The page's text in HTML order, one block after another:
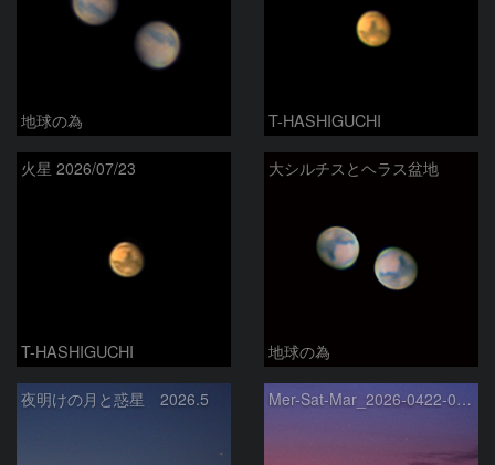
地球の為 T-HASHIGUCHI
火星 2026/07/23
T-HASHIGUCHI
大シルチスとヘラス盆地
地球の為
夜明けの月と惑星 2026.5 Mer-Sat-Mar_2026-0422-0430